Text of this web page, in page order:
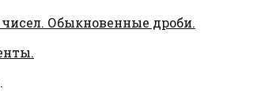
Обыкновенные дроби.